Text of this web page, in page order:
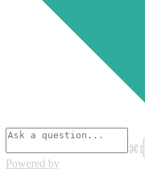
⌘I
Powered by